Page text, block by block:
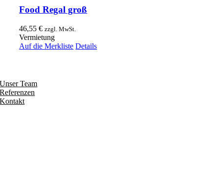
Food Regal groß
46,55€ zzgl. MwSt.
Vermietung
Auf die Merkliste Details
Unser Team
Referenzen
Kontakt